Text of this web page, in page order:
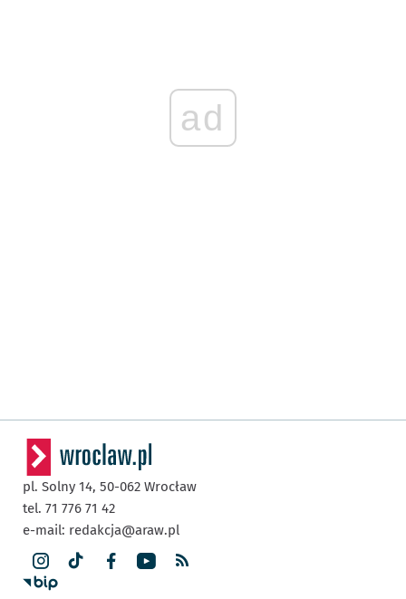
ad
pl. Solny 14, 50-062 Wrocław
tel. 71 776 71 42
e-mail: redakcja@araw.pl